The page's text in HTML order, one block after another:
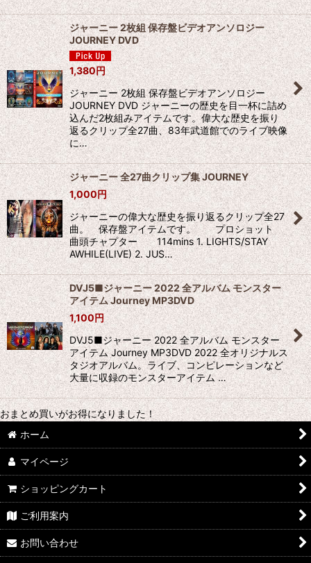
ジャーニー 2枚組 保存盤ビデオアンソロジー
JOURNEY DVD
1,380円
ジャーニー 2枚組 保存盤ビデオアンソロジー
JOURNEY DVD ジャーニーの歴史を目一杯に詰め
込んだ2枚組みアイテムです。偉大な歴史を振り
返るクリップ全27曲、83年武道館でのライブ映像
に…
ジャーニー 全27曲クリップ集 JOURNEY
1,000円
ジャーニーの偉大な歴史を振り返るクリップ全27
曲。 保存盤アイテムです。 プロショット
曲頭チャプター 114mins 1. LIGHTS/STAY
AWHILE(LIVE) 2. JUS…
DVJ5■ジャーニー 2022 全アルバム モンスター
アイテム Journey MP3DVD
1,100円
DVJ5■ジャーニー 2022 全アルバム モンスター
アイテム Journey MP3DVD 2022 全オリジナルス
タジオアルバム。ライブ、コンピレーションなど
大量に収録のモンスターアイテム …
おまとめ買いがお得になりました！
ホーム
マイページ
ショッピングカート
ご利用案内
お問い合わせ